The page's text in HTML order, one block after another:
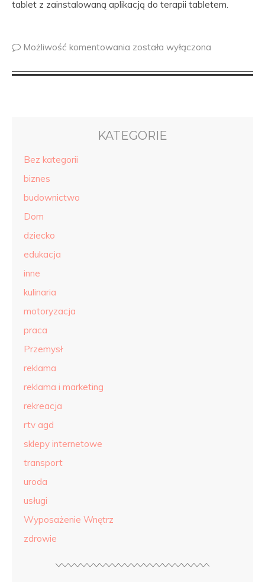
tablet z zainstalowaną aplikacją do terapii tabletem.
Możliwość komentowania została wyłączona
KATEGORIE
Bez kategorii
biznes
budownictwo
Dom
dziecko
edukacja
inne
kulinaria
motoryzacja
praca
Przemysł
reklama
reklama i marketing
rekreacja
rtv agd
sklepy internetowe
transport
uroda
usługi
Wyposażenie Wnętrz
zdrowie